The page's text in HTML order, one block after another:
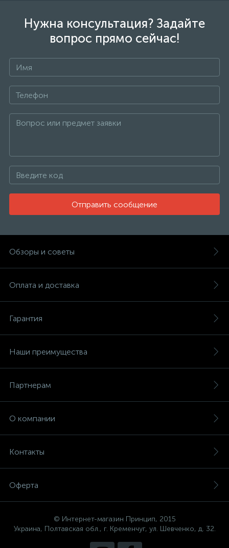
Нужна консультация? Задайте
вопрос прямо сейчас!
Отправить сообщение
Обзоры и советы
Оплата и доставка
Гарантия
Наши преимущества
Партнерам
О компании
Контакты
Оферта
© Интернет-магазин Принцип, 2015
Украина, Полтавская обл., г. Кременчуг, ул. Шевченко, д. 32.